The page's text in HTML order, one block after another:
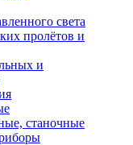
света
пролётов и
и
станочные